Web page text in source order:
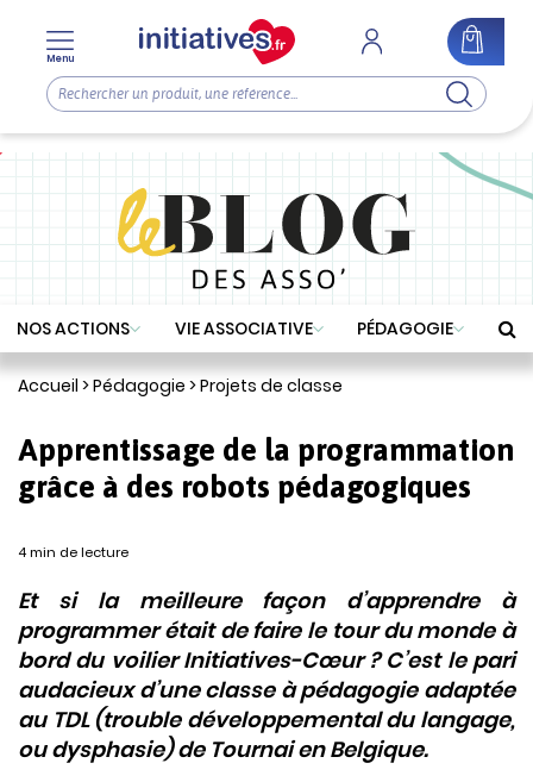
NOS ACTIONS VIE ASSOCIATIVE PÉDAGOGIE
Accueil >Pédagogie >Projets de classe
Apprentissage de la programmation
grâce à des robots pédagogiques
4 min de lecture
Et si la meilleure façon d’apprendre à
programmer était de faire le tour du monde à
bord du voilier Initiatives-Cœur ? C’est le pari
audacieux d’une classe à pédagogie adaptée
au TDL (trouble développemental du langage,
ou dysphasie) de Tournai en Belgique.
Menu